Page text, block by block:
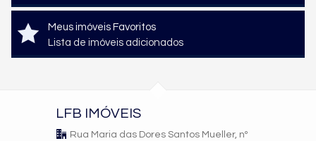
Meus imóveis Favoritos
Lista de imóveis adicionados
LFB IMÓVEIS
Rua Maria das Dores Santos Mueller, nº